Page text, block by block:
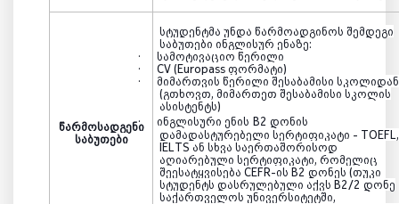
წარმოსადგენი
საბუთები
სტუდენტმა უნდა წარმოადგინოს შემდეგი
საბუთები ინგლისურ ენაზე:
·
სამოტივაციო წერილი
·
CV (Europass ფორმატი)
·
მიმართვის წერილი შესაბამისი სკოლიდან
(გთხოვთ, მიმართეთ შესაბამისი სკოლის
ასისტენტს)
·
ინგლისური ენის B2 დონის
დამადასტურებელი სერტიფიკატი - TOEFL,
IELTS ან სხვა საერთაშორისოდ
აღიარებული სერტიფიკატი, რომელიც
შეესატყვისებაCEFR-ის B2 დონეს (თუკი
სტუდენტს დასრულებული აქვს B2/2 დონე
საქართველოს უნივერსიტეტში,